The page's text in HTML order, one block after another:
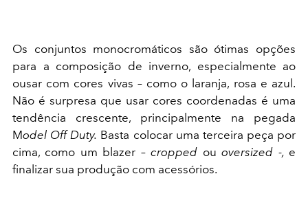
Os conjuntos monocromáticos são ótimas opções
para a composição de inverno, especialmente ao
ousar com cores vivas – como o laranja, rosa e azul.
Não é surpresa que usar cores coordenadas é uma
tendência crescente, principalmente na pegada
Model Off Duty. Basta colocar uma terceira peça por
cima, como um blazer –cropped ouoversized -, e
finalizar sua produção com acessórios.